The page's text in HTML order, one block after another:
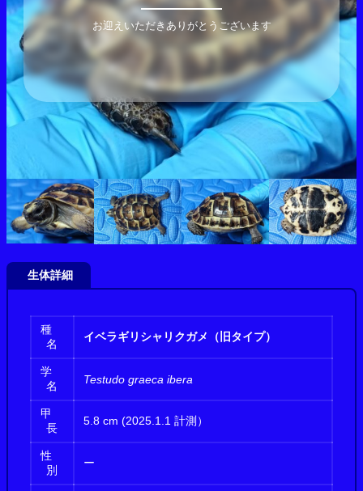
お迎えいただきありがとうございます
生体詳細
種
名
イベラギリシャリクガメ（旧タイプ）
学
名
Testudo graeca ibera
甲
長
5.8 cm (2025.1.1 計測）
性
別
ー